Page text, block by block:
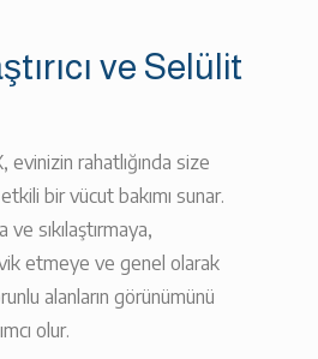
ve Selülit
rahatlığında size
bir vücut bakımı sunar.
ve sıkılaştırmaya,
etmeye ve genel olarak
alanların görünümünü
olur.